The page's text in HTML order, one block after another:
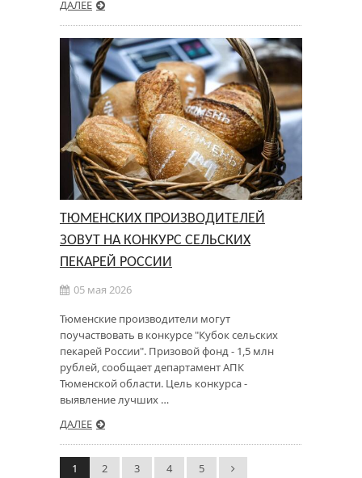
ДАЛЕЕ
ТЮМЕНСКИХ ПРОИЗВОДИТЕЛЕЙ
ЗОВУТ НА КОНКУРС СЕЛЬСКИХ
ПЕКАРЕЙ РОССИИ
05 мая 2026
Тюменские производители могут
поучаствовать в конкурсе "Кубок сельских
пекарей России". Призовой фонд - 1,5 млн
рублей, сообщает департамент АПК
Тюменской области. Цель конкурса -
выявление лучших …
ДАЛЕЕ
1 2 3 4 5